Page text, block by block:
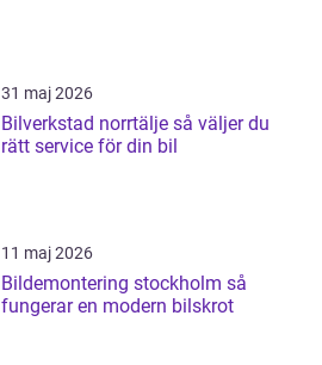
31 maj 2026
Bilverkstad norrtälje så väljer du
rätt service för din bil
11 maj 2026
Bildemontering stockholm så
fungerar en modern bilskrot